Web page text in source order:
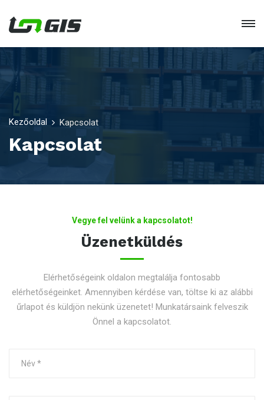
Kezőoldal Kapcsolat
Kapcsolat
Vegye fel velünk a kapcsolatot!
Üzenetküldés
Elérhetőségeink oldalon megtalálja fontosabb
elérhetőségeinket. Amennyiben kérdése van, töltse ki az alábbi
űrlapot és küldjön nekünk üzenetet! Munkatársaink felveszik
Önnel a kapcsolatot.